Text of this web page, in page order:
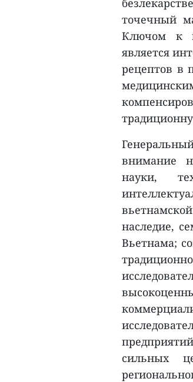
точечный
Ключом к
является
рецептов в
внимание
науки,
наследие,
Вьетнама;
сильных